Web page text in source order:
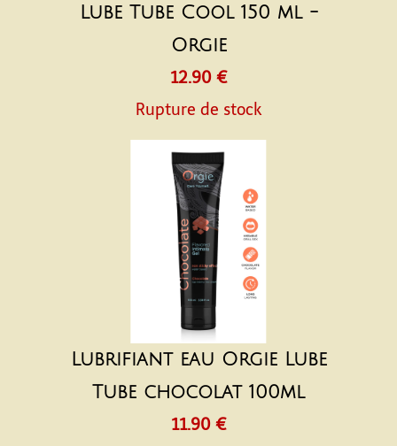
Lube Tube Cool 150 ml -
Orgie
12.90 €
Rupture de stock
Lubrifiant eau Orgie Lube
Tube chocolat 100ml
11.90 €